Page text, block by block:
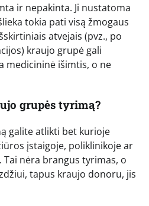
ir nepakinta. Ji nustatoma
tokia pati visą žmogaus
atvejais (pvz., po
kraujo grupė gali
medicininė išimtis, o ne
grupės tyrimą?
galite atlikti bet kurioje
įstaigoje, poliklinikoje ar
nėra brangus tyrimas, o
tapus kraujo donoru, jis